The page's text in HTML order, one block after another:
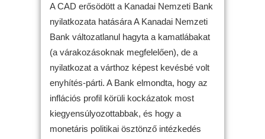
A CAD erősödött a Kanadai Nemzeti Bank
nyilatkozata hatására A Kanadai Nemzeti
Bank változatlanul hagyta a kamatlábakat
(a várakozásoknak megfelelően), de a
nyilatkozat a várthoz képest kevésbé volt
enyhítés-párti. A Bank elmondta, hogy az
inflációs profil körüli kockázatok most
kiegyensúlyozottabbak, és hogy a
monetáris politikai ösztönző intézkedés